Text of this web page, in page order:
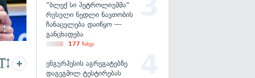
"ბლექ სი პეტროლიუმმა"
რუსული ნედლი ნავთობის
ჩანაცვლება დაიწყო —
განცხადება
177 ნახვა
ენგურჰესის აგრეგატებზე
დაგეგმილ ტესტირებას